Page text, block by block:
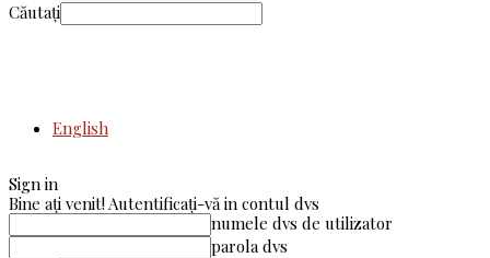
Căutați
English
Sign in
Bine ați venit! Autentificați-vă in contul dvs
numele dvs de utilizator
parola dvs